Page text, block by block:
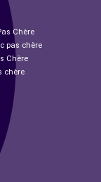
Chère
pas chère
Chère
chère